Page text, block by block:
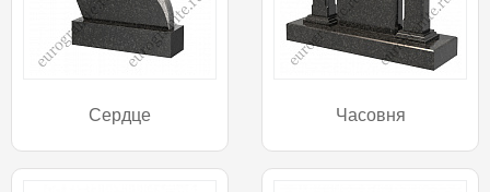
Сердце Часовня